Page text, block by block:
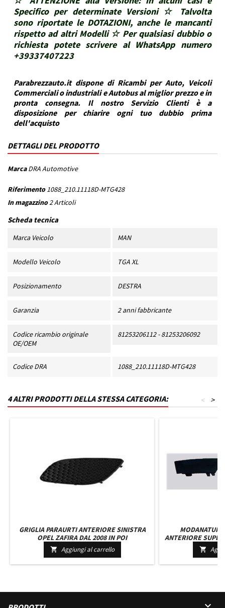
Specifico per determinate Versioni ☆ Talvolta
sono riportate le DOTAZIONI, anche le mancanti
rispetto ad altri Modelli ☆ Per qualsiasi dubbio o
richiesta potete scrivere al WhatsApp numero
+39337407223
Parabrezzauto.it dispone di Ricambi per Auto, Veicoli
Commerciali o industriali e Autobus al miglior prezzo e in
pronta consegna. Il nostro Servizio Clienti è a
disposizione per chiarire ogni tuo dubbio prima
dell'acquisto
DETTAGLI DEL PRODOTTO
Marca DRA Automotive
Riferimento 1088_210.11118D-MTG428
In magazzino2 Articoli
Scheda tecnica
Marca Veicolo MAN
Modello Veicolo TGA XL
Posizionamento DESTRA
Garanzia 2 anni fabbricante
Codice ricambio originale
OE/OEM
81253206112 - 81253206092
Codice DRA 1088_210.11118D-MTG428
4 ALTRI PRODOTTI DELLA STESSA CATEGORIA: >
<
GRIGLIA PARAURTI ANTERIORE SINISTRA
OPEL ZAFIRA DAL 2008 IN POI
 Aggiungi al carrello
ANTERIORE
